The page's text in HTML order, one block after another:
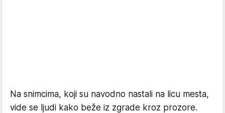
Na snimcima, koji su navodno nastali na licu mesta,
vide se ljudi kako beže iz zgrade kroz prozore.